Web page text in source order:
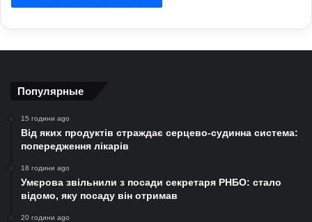
Популярные
15 години ago
Від яких продуктів страждає серцево-судинна система:
попередження лікарів
18 години ago
Умєрова звільнили з посади секретаря РНБО: стало
відомо, яку посаду він отримав
20 години ago